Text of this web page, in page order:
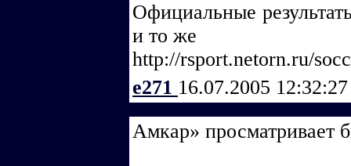
Официальные
и то же
http://rsport.netorn.ru/
e271 16.07.2005
Амкар» просматривает